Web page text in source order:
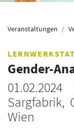
Veranstaltungen
Gender-
01.02.2024
Sargfabrik,
Wien